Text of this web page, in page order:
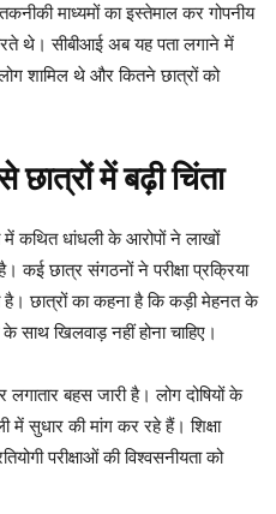
माध्यमों का इस्तेमाल कर गोपनीय
थे। सीबीआई अब यह पता लगाने में
शामिल थे और कितने छात्रों को
छात्रों में बढ़ी चिंता
कथित धांधली के आरोपों ने लाखों
कई छात्र संगठनों ने परीक्षा प्रक्रिया
है। छात्रों का कहना है कि कड़ी मेहनत के
के साथ खिलवाड़ नहीं होना चाहिए।
बहस जारी है। लोग दोषियों के
में सुधार की मांग कर रहे हैं। शिक्षा
परीक्षाओं की विश्वसनीयता को